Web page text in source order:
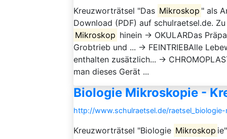
Kreuzworträtsel "Das Mikroskop " als
Download (PDF) auf schulraetsel.de.
Mikroskop hinein → OKULARDas
Grobtrieb und ... → FEINTRIEBAlle
enthalten zusätzlich... →
man dieses Gerät ...
Biologie Mikroskopie -
http://www.schulraetsel.de/
Kreuzworträtsel "Biologie Mikroskop